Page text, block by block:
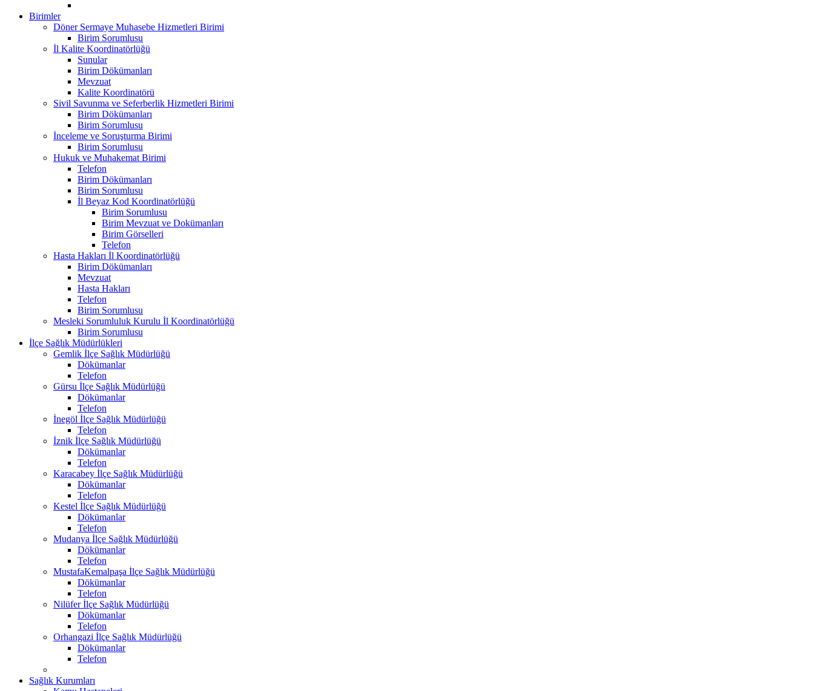
Birimler
Döner Sermaye Muhasebe Hizmetleri Birimi
Birim Sorumlusu
İl Kalite Koordinatörlüğü
Sunular
Birim Dökümanları
Mevzuat
Kalite Koordinatörü
Sivil Savunma ve Seferberlik Hizmetleri Birimi
Birim Dökümanları
Birim Sorumlusu
İnceleme ve Soruşturma Birimi
Birim Sorumlusu
Hukuk ve Muhakemat Birimi
Telefon
Birim Dökümanları
Birim Sorumlusu
İl Beyaz Kod Koordinatörlüğü
Birim Sorumlusu
Birim Mevzuat ve Dokümanları
Birim Görselleri
Telefon
Hasta Hakları İl Koordinatörlüğü
Birim Dökümanları
Mevzuat
Hasta Hakları
Telefon
Birim Sorumlusu
Mesleki Sorumluluk Kurulu İl Koordinatörlüğü
Birim Sorumlusu
İlçe Sağlık Müdürlükleri
Gemlik İlçe Sağlık Müdürlüğü
Dökümanlar
Telefon
Gürsu İlçe Sağlık Müdürlüğü
Dökümanlar
Telefon
İnegöl İlçe Sağlık Müdürlüğü
Telefon
İznik İlçe Sağlık Müdürlüğü
Dökümanlar
Telefon
Karacabey İlçe Sağlık Müdürlüğü
Dökümanlar
Telefon
Kestel İlçe Sağlık Müdürlüğü
Dökümanlar
Telefon
Mudanya İlçe Sağlık Müdürlüğü
Dökümanlar
Telefon
MustafaKemalpaşa İlçe Sağlık Müdürlüğü
Dökümanlar
Telefon
Nilüfer İlçe Sağlık Müdürlüğü
Dökümanlar
Telefon
Orhangazi İlçe Sağlık Müdürlüğü
Dökümanlar
Telefon
Sağlık Kurumları